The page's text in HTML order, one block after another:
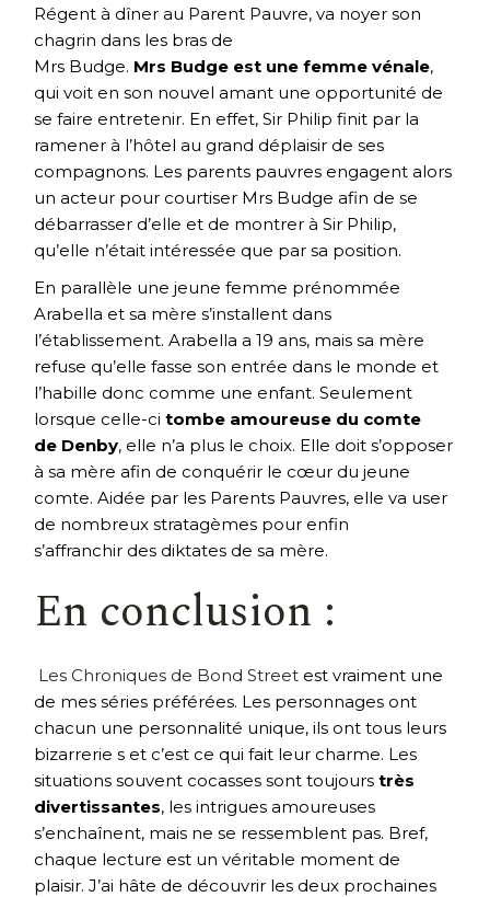
Régent à dîner au Parent Pauvre, va noyer son
chagrin dans les bras de
Mrs Budge. Mrs Budge est une femme vénale,
qui voit en son nouvel amant une opportunité de
se faire entretenir. En effet, Sir Philip finit par la
ramener à l’hôtel au grand déplaisir de ses
compagnons. Les parents pauvres engagent alors
un acteur pour courtiser Mrs Budge afin de se
débarrasser d’elle et de montrer à Sir Philip,
qu’elle n’était intéressée que par sa position.
En parallèle une jeune femme prénommée
Arabella et sa mère s’installent dans
l’établissement. Arabella a 19 ans, mais sa mère
refuse qu’elle fasse son entrée dans le monde et
l’habille donc comme une enfant. Seulement
lorsque celle-citombe amoureuse du comte
de Denby, elle n’a plus le choix. Elle doit s’opposer
à sa mère afin de conquérir le cœur du jeune
comte. Aidée par les Parents Pauvres, elle va user
de nombreux stratagèmes pour enfin
s’affranchir des diktates de sa mère.
En conclusion :
Les Chroniques de Bond Street est vraiment une
de mes séries préférées. Les personnages ont
chacun une personnalité unique, ils ont tous leurs
bizarrerie s et c’est ce qui fait leur charme. Les
situations souvent cocasses sont toujourstrès
divertissantes, les intrigues amoureuses
s’enchaînent, mais ne se ressemblent pas. Bref,
chaque lecture est un véritable moment de
plaisir. J’ai hâte de découvrir les deux prochaines